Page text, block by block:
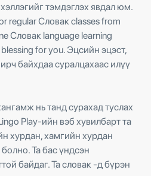
тэмдэглэх явдал юм.
regular Словак classes from
Словак language learning
for you. Эцсийн эцэст,
байхдаа суралцахаас илүү
нь танд сурахад туслах
Play-ийн вэб хувилбарт та
хурдан, хамгийн хурдан
Та бас үндсэн
байдаг. Та словак -д бүрэн